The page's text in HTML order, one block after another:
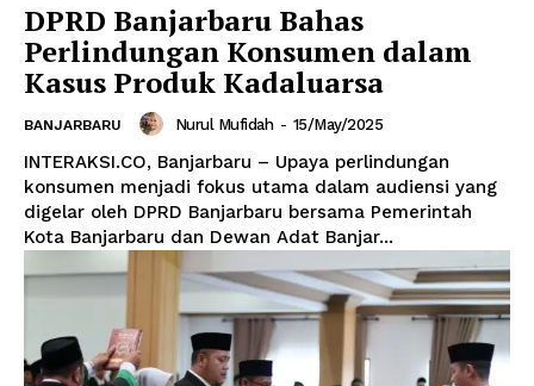
DPRD Banjarbaru Bahas
Perlindungan Konsumen dalam
Kasus Produk Kadaluarsa
BANJARBARU Nurul Mufidah - 15/May/2025
INTERAKSI.CO, Banjarbaru – Upaya perlindungan
konsumen menjadi fokus utama dalam audiensi yang
digelar oleh DPRD Banjarbaru bersama Pemerintah
Kota Banjarbaru dan Dewan Adat Banjar...